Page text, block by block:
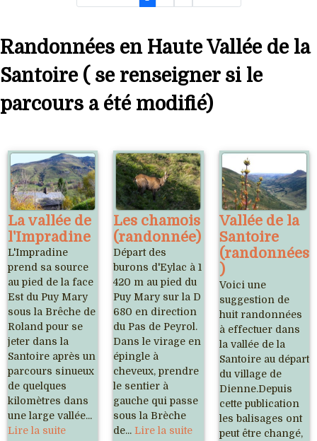
Randonnées en Haute Vallée de la
Santoire ( se renseigner si le
parcours a été modifié)
La vallée de
l'Impradine
L'Impradine
prend sa source
au pied de la face
Est du Puy Mary
sous la Brêche de
Roland pour se
jeter dans la
Santoire après un
parcours sinueux
de quelques
kilomètres dans
une large vallée...
Lire la suite
Les chamois
(randonnée)
Départ des
burons d'Eylac à 1
420 m au pied du
Puy Mary sur la D
680 en direction
du Pas de Peyrol.
Dans le virage en
épingle à
cheveux, prendre
le sentier à
gauche qui passe
sous la Brèche
de...Lire la suite
Vallée de la
Santoire
(randonnées
)
Voici une
suggestion de
huit randonnées
à effectuer dans
la vallée de la
Santoire au départ
du village de
Dienne.Depuis
cette publication
les balisages ont
peut être changé,